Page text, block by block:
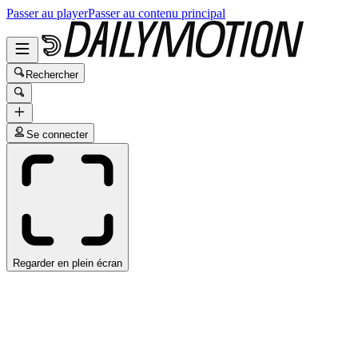
Passer au playerPasser au contenu principal
Rechercher
Se connecter
Regarder en plein écran